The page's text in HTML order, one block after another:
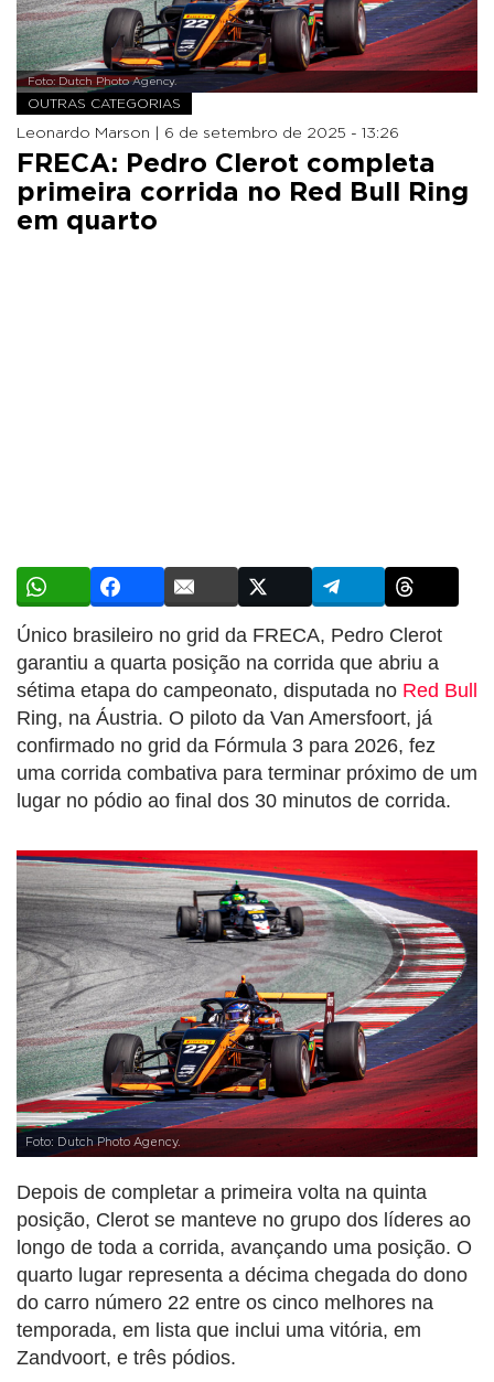
Foto: Dutch Photo Agency.
OUTRAS CATEGORIAS
Leonardo Marson | 6 de setembro de 2025 - 13:26
FRECA: Pedro Clerot completa
primeira corrida no Red Bull Ring
em quarto
Único brasileiro no grid da FRECA, Pedro Clerot
garantiu a quarta posição na corrida que abriu a
sétima etapa do campeonato, disputada no Red Bull
Ring, na Áustria. O piloto da Van Amersfoort, já
confirmado no grid da Fórmula 3 para 2026, fez
uma corrida combativa para terminar próximo de um
lugar no pódio ao final dos 30 minutos de corrida.
Foto: Dutch Photo Agency.
Depois de completar a primeira volta na quinta
posição, Clerot se manteve no grupo dos líderes ao
longo de toda a corrida, avançando uma posição. O
quarto lugar representa a décima chegada do dono
do carro número 22 entre os cinco melhores na
temporada, em lista que inclui uma vitória, em
Zandvoort, e três pódios.